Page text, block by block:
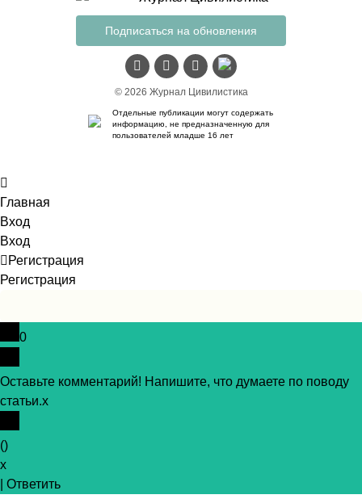
Подписаться на обновления
© 2026 Журнал Цивилистика
Отдельные публикации могут содержать
информацию, не предназначенную для
пользователей младше 16 лет
Главная
Вход
Вход
Регистрация
Регистрация
0
Оставьте комментарий! Напишите, что думаете по поводу
статьи.x
()
x
Ответить